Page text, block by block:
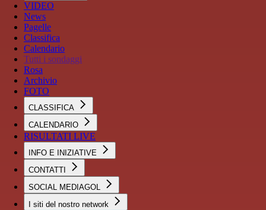
VIDEO
News
Pagelle
Classifica
Calendario
Tutti i sondaggi
Rosa
Archivio
FOTO
CLASSIFICA
CALENDARIO
RISULTATI LIVE
INFO E INIZIATIVE
CONTATTI
SOCIAL MEDIAGOL
I siti del nostro network